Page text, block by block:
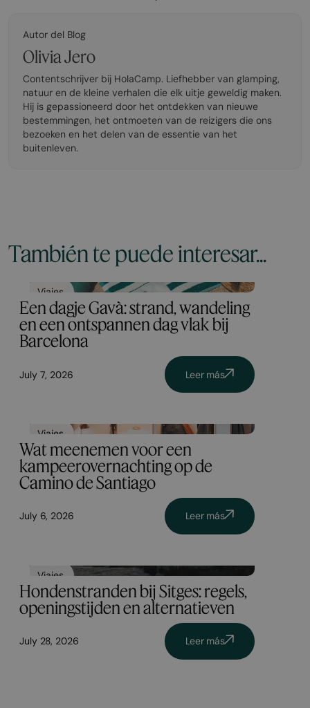
Autor del Blog
Olivia Jero
Contentschrijver bij HolaCamp. Liefhebber van glamping,
natuur en de kleine verhalen die elk uitje geweldig maken.
Hij is gepassioneerd door het ontdekken van nieuwe
bestemmingen, het ontmoeten van de reizigers die ons
bezoeken en het delen van de essentie van het
buitenleven.
También te puede interesar...
Viajes
Een dagje Gavà: strand, wandeling
en een ontspannen dag vlak bij
Barcelona
July 7, 2026 Leer más
Viajes
Wat meenemen voor een
kampeerovernachting op de
Camino de Santiago
July 6, 2026 Leer más
Viajes
Hondenstranden bij Sitges: regels,
openingstijden en alternatieven
July 28, 2026 Leer más